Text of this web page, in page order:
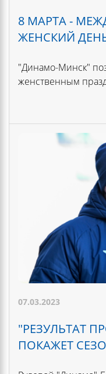
8 МАРТА -
ЖЕНСКИЙ
"Динамо-Минск"
женственным
07.03.2023
"РЕЗУЛЬТАТ
ПОКАЖЕТ